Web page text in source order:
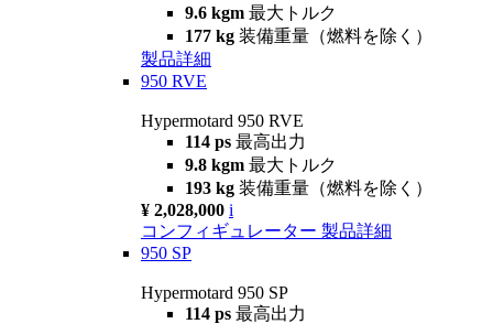
9.6 kgm 最大トルク
177 kg 装備重量（燃料を除く）
製品詳細
950 RVE
Hypermotard 950 RVE
114 ps 最高出力
9.8 kgm 最大トルク
193 kg 装備重量（燃料を除く）
¥ 2,028,000 i
コンフィギュレーター 製品詳細
950 SP
Hypermotard 950 SP
114 ps 最高出力